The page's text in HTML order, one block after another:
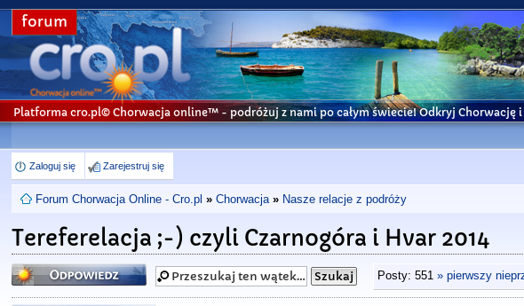
forum
Platforma cro.pl© Chorwacja online™ - podróżuj z nami po całym świecie! Odkryj
Zaloguj się Zarejestruj się
Forum Chorwacja Online - Cro.pl » Chorwacja » Nasze relacje z podróży
Tereferelacja ;-) czyli Czarnogóra i Hvar 2014
Odpowiedz Posty: 551 » pierwszy